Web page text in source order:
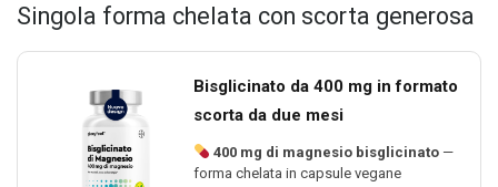
Singola forma chelata con scorta generosa
Bisglicinato da 400 mg in formato
scorta da due mesi
400 mg di magnesio bisglicinato—
forma chelata in capsule vegane